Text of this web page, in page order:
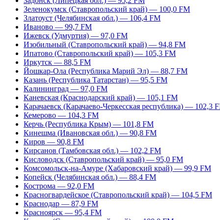
Зеленокумск (Ставропольский край) — 100,0 FM
Златоуст (Челябинская обл.) — 106,4 FM
Иваново — 99,7 FM
Ижевск (Удмуртия) — 97,0 FM
Изобильный (Ставропольский край) — 94,8 FM
Ипатово (Ставропольский край) — 105,3 FM
Иркутск — 88,5 FM
Йошкар-Ола (Республика Марий Эл) — 88,7 FM
Казань (Республика Татарстан) — 95,5 FM
Калининград — 97,0 FM
Каневская (Краснодарский край) — 105,1 FM
Карачаевск (Карачаево-Черкесская республика) — 102,3
Кемерово — 104,3 FM
Керчь (Республика Крым) — 101,8 FM
Кинешма (Ивановская обл.) — 90,8 FM
Киров — 90,8 FM
Кирсанов (Тамбовская обл.) — 102,2 FM
Кисловодск (Ставропольский край) — 95,0 FM
Комсомольск-на-Амуре (Хабаровский край) — 99,9 FM
Копейск (Челябинская обл.) — 88,4 FM
Кострома — 92,0 FM
Красногвардейское (Ставропольский край) — 104,5 FM
Краснодар — 87,9 FM
Красноярск — 95,4 FM